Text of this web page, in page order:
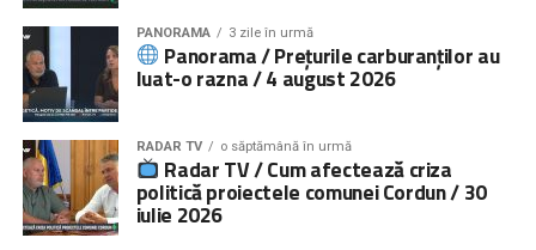
PANORAMA 3 zile în urmă
Panorama / Prețurile carburanților au
luat-o razna / 4 august 2026
RADAR TV o săptămână în urmă
Radar TV / Cum afectează criza
politică proiectele comunei Cordun / 30
iulie 2026